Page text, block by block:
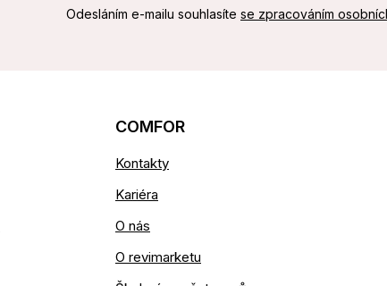
Odesláním e-mailu souhlasíte se zpracováním
COMFOR
Kontakty
Kariéra
O nás
O revimarketu